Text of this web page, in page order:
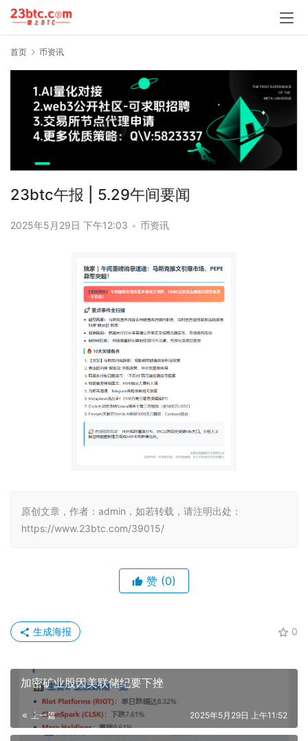
首页 币资讯
23btc午报 | 5.29午间要闻
2025年5月29日 下午12:03 • 币资讯
原创文章，作者：admin，如若转载，请注明出处：
https://www.23btc.com/39015/
赞 (0)
0
生成海报
加密矿业股因美联储纪要下挫
上一篇 2025年5月29日 上午11:52